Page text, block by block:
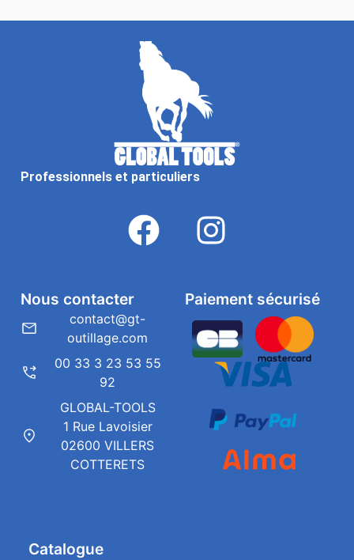
Professionnels et particuliers
Catalogue
Paiement sécurisé
Nous contacter
contact@gt-
outillage.com
00 33 3 23 53 55
92
GLOBAL-TOOLS
1 Rue Lavoisier
02600 VILLERS
COTTERETS